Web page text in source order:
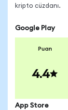
kripto cüzdanı.
Google Play
Puan
4.4
App Store